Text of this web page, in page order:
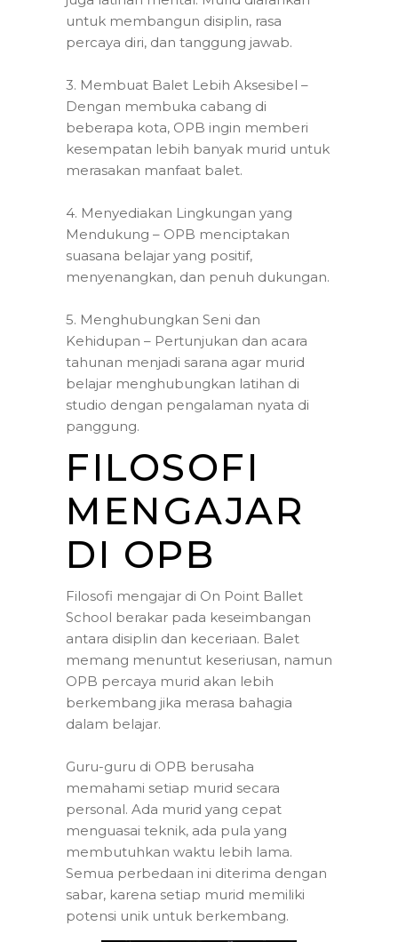
untuk membangun disiplin, rasa
percaya diri, dan tanggung jawab.
3. Membuat Balet Lebih Aksesibel –
Dengan membuka cabang di
beberapa kota, OPB ingin memberi
kesempatan lebih banyak murid untuk
merasakan manfaat balet.
4. Menyediakan Lingkungan yang
Mendukung – OPB menciptakan
suasana belajar yang positif,
menyenangkan, dan penuh dukungan.
5. Menghubungkan Seni dan
Kehidupan – Pertunjukan dan acara
tahunan menjadi sarana agar murid
belajar menghubungkan latihan di
studio dengan pengalaman nyata di
panggung.
FILOSOFI
MENGAJAR
DI OPB
Filosofi mengajar di On Point Ballet
School berakar pada keseimbangan
antara disiplin dan keceriaan. Balet
memang menuntut keseriusan, namun
OPB percaya murid akan lebih
berkembang jika merasa bahagia
dalam belajar.
Guru-guru di OPB berusaha
memahami setiap murid secara
personal. Ada murid yang cepat
menguasai teknik, ada pula yang
membutuhkan waktu lebih lama.
Semua perbedaan ini diterima dengan
sabar, karena setiap murid memiliki
potensi unik untuk berkembang.